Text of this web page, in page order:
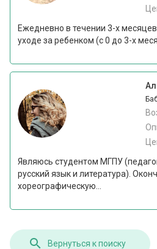
Ежедневно в течении 3-х
уходе за ребенком (с 0 до 3-х
Являюсь студентом МГПУ
русский язык и литература).
хореографическую...
Вернуться к поиску